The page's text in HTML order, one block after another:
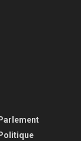
Parlement
Politique